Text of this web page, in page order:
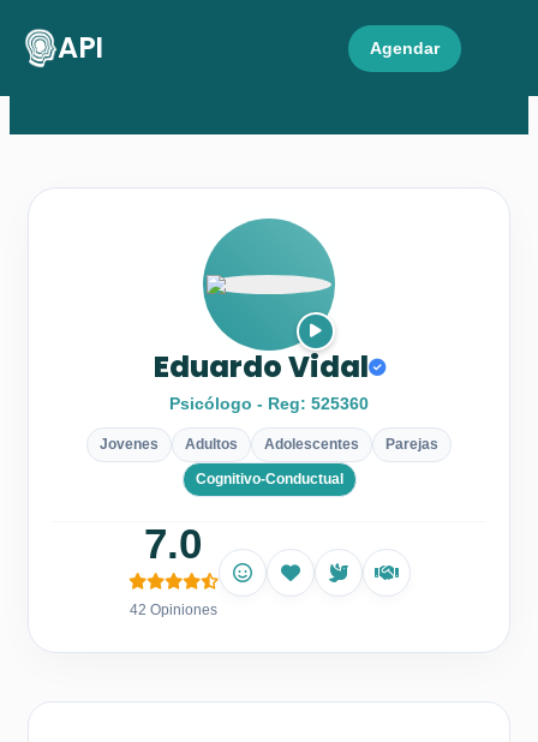
API Agendar
Eduardo Vidal
Psicólogo - Reg: 525360
Jovenes Adultos Adolescentes Parejas
Cognitivo-Conductual
7.0
42 Opiniones